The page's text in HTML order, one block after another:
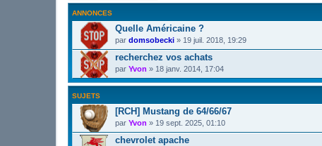
ANNONCES
Quelle Américaine ?
par domsobecki » 19 juil. 2018, 19:29
recherchez vos achats
par Yvon » 18 janv. 2014, 17:04
SUJETS
[RCH] Mustang de 64/66/67
par Yvon » 19 sept. 2025, 01:10
chevrolet apache